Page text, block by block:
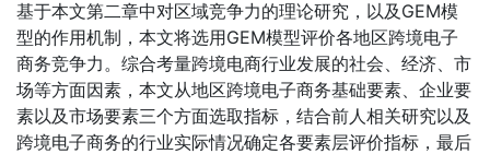
基于本文第二章中对区域竞争力的理论研究，以及GEM模
型的作用机制，本文将选用GEM模型评价各地区跨境电子
商务竞争力。综合考量跨境电商行业发展的社会、经济、市
场等方面因素，本文从地区跨境电子商务基础要素、企业要
素以及市场要素三个方面选取指标，结合前人相关研究以及
跨境电子商务的行业实际情况确定各要素层评价指标，最后